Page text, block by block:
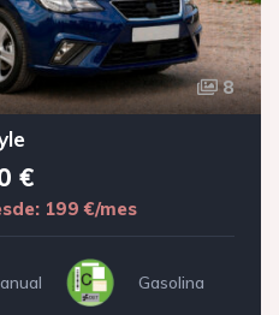
8
€
199 €/mes
Gasolina